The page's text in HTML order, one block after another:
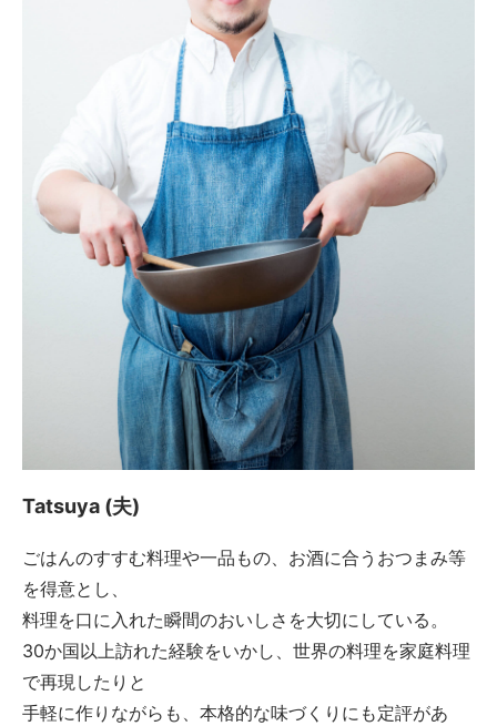
Tatsuya (夫)
ごはんのすすむ料理や一品もの、お酒に合うおつまみ等
を得意とし、
料理を口に入れた瞬間のおいしさを大切にしている。
30か国以上訪れた経験をいかし、世界の料理を家庭料理
で再現したりと
手軽に作りながらも、本格的な味づくりにも定評があ